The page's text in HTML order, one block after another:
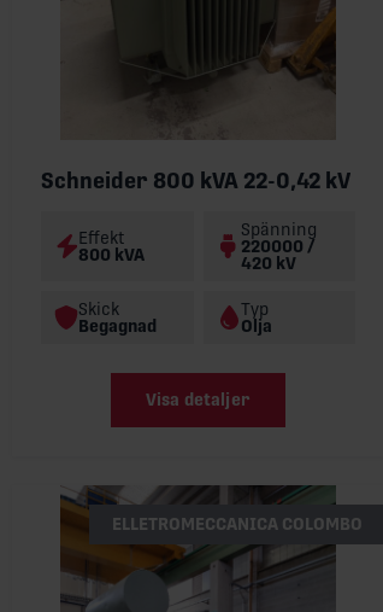
Schneider 800 kVA 22-0,42 kV
Effekt
800 kVA
Spänning
220000 /
420 kV
Skick
Begagnad
Typ
Olja
Visa detaljer
ELLETROMECCANICA COLOMBO